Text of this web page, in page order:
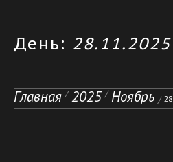
День: 28.11.2025
Главная 2025 Ноябрь 28